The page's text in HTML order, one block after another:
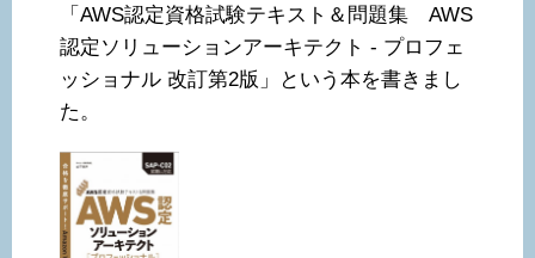
「AWS認定資格試験テキスト＆問題集 AWS
認定ソリューションアーキテクト - プロフェ
ッショナル 改訂第2版」という本を書きまし
た。